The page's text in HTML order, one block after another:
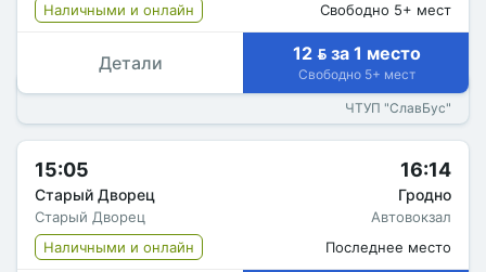
Наличными и онлайн
Свободно 5+ мест
Детали 12  за 1 место
Свободно 5+ мест
ЧТУП "СлавБус"
15:05
Старый Дворец
Старый Дворец
16:14
Гродно
Автовокзал
Наличными и онлайн
Последнее место